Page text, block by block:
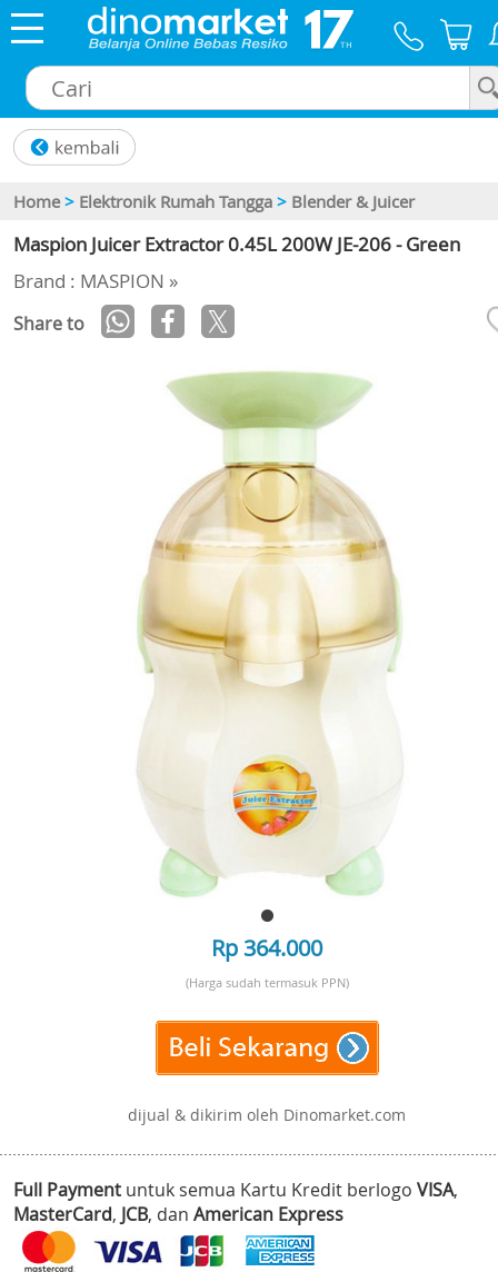
Home > Elektronik Rumah Tangga > Blender & Juicer
Maspion Juicer Extractor 0.45L 200W JE-206 - Green
Brand : MASPION »
Share to
Rp 364.000
(Harga sudah termasuk PPN)
dijual & dikirim oleh Dinomarket.com
Full Payment untuk semua Kartu Kredit berlogo VISA,
MasterCard, JCB, dan American Express